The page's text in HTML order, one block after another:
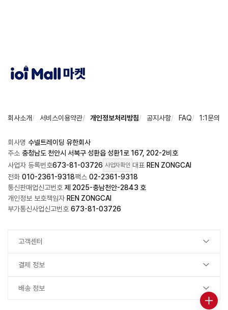
회사소개 서비스이용약관 개인정보처리방침 공지사항 FAQ 1:1문의
회사명 수넬트레이딩 유한회사
주소 충청남도 천안시 서북구 성환읍 성환1로 167, 202-2비호
사업자 등록번호673-81-03726 사업자확인 대표 REN ZONGCAI
전화 010-2361-9318팩스 02-2361-9318
통신판매업신고번호 제 2025-충남천안-2843 호
개인정보 보호책임자 REN ZONGCAI
부가통신사업신고번호 673-81-03726
고객센터
결제 정보
배송 정보